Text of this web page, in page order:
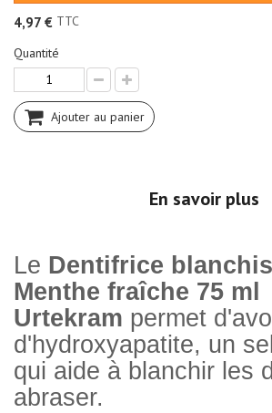
4,97 € TTC
Quantité
Ajouter au panier
En savoir plus
Le Dentifrice
Menthe fraîche 75 ml
Urtekram permet
d'hydroxyapatite, un
qui aide à blanchir les
abraser.